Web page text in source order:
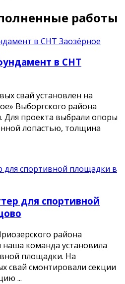
работы
в СНТ
свай установлен на
Выборгского района
Для проекта выбрали опоры
лопастью, толщина
для спортивной
района
наша команда установила
площадки. На
свай смонтировали секции
...